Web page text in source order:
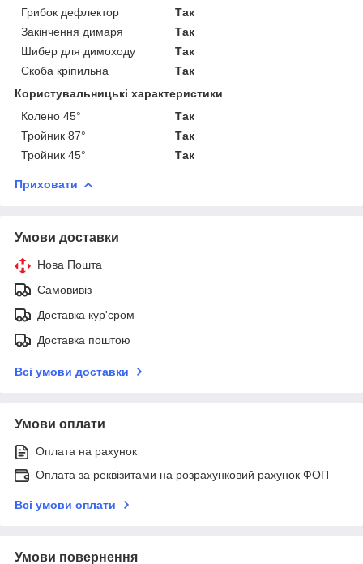
Грибок дефлектор
Так
Закінчення димаря
Так
Шибер для димоходу
Так
Скоба кріпильна
Так
Користувальницькі характеристики
Колено 45°
Так
Тройник 87°
Так
Тройник 45°
Так
Приховати
Умови доставки
Нова Пошта
Самовивіз
Доставка кур'єром
Доставка поштою
Всі умови доставки
Умови оплати
Оплата на рахунок
Оплата за реквізитами на розрахунковий рахунок ФОП
Всі умови оплати
Умови повернення